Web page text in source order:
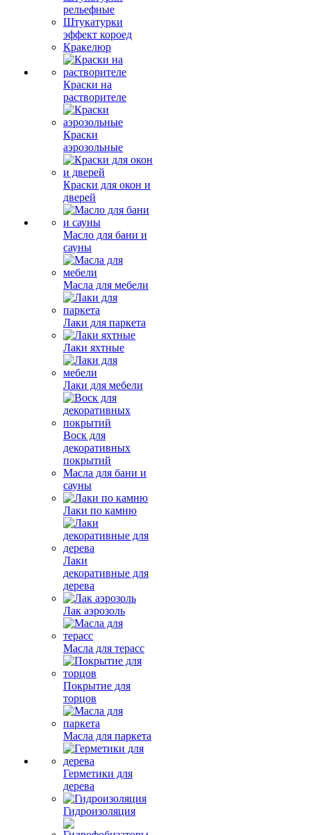
рельефные
Штукатурки
эффект короед
Кракелюр
Краски на
растворителе
Краски
аэрозольные
Краски для окон и
дверей
Масло для бани и
сауны
Масла для мебели
Лаки для паркета
Лаки яхтные
Лаки для мебели
Воск для
декоративных
покрытий
Масла для бани и
сауны
Лаки по камню
Лаки
декоративные для
дерева
Лак аэрозоль
Масла для терасс
Покрытие для
торцов
Масла для паркета
Герметики для
дерева
Гидроизоляция